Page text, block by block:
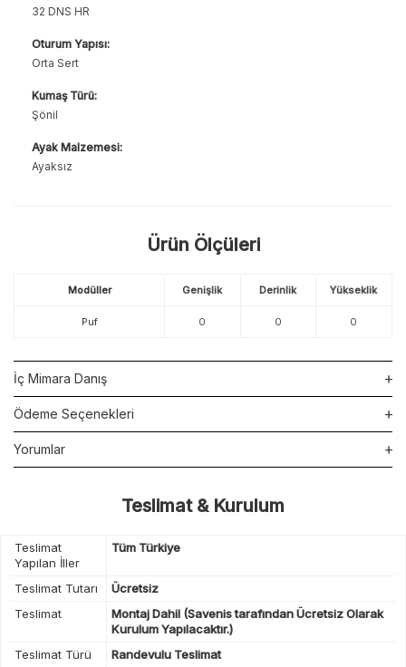
32 DNS HR
Oturum Yapısı:
Orta Sert
Kumaş Türü:
Şönil
Ayak Malzemesi:
Ayaksız
Ürün Ölçüleri
Modüller Genişlik Derinlik Yükseklik
Puf 0 0 0
İç Mimara Danış
Ödeme Seçenekleri
Yorumlar
Teslimat & Kurulum
Teslimat
Yapılan İller
Tüm Türkiye
Teslimat Tutarı
Ücretsiz
Teslimat
Montaj Dahil (Savenis tarafından Ücretsiz Olarak
Kurulum Yapılacaktır.)
Teslimat Türü
Randevulu Teslimat